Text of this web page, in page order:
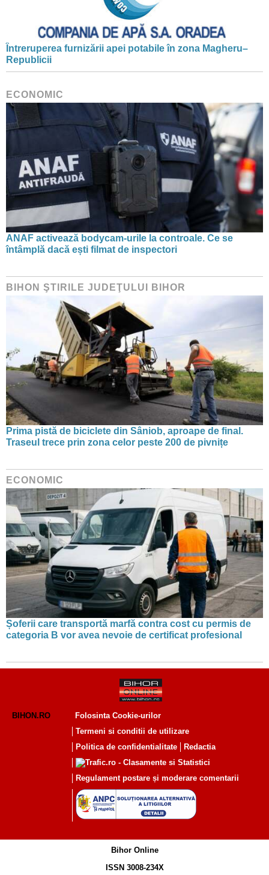
Întreruperea furnizării apei potabile în zona Magheru–
Republicii
ECONOMIC
ANAF activează bodycam-urile la controale. Ce se
întâmplă dacă ești filmat de inspectori
BIHON ŞTIRILE JUDEŢULUI BIHOR
Prima pistă de biciclete din Sâniob, aproape de final.
Traseul trece prin zona celor peste 200 de pivnițe
ECONOMIC
Șoferii care transportă marfă contra cost cu permis de
categoria B vor avea nevoie de certificat profesional
BIHON.RO
Folosinta Cookie-urilor
Termeni si conditii de utilizare
Politica de confidentialitate
Redactia
Regulament postare și moderare comentarii
Bihor Online
ISSN 3008-234X